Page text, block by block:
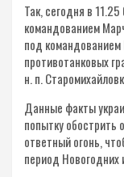
Так, сегодня в
командованием
под
противотанковых
н. п.
Данные факты
попытку обострить
ответный огонь,
период Новогодних